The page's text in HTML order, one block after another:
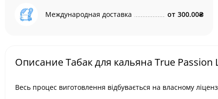
Международная доставка от 300.00₴
Описание Табак для кальяна True Passion
Весь процес виготовлення відбувається на власному